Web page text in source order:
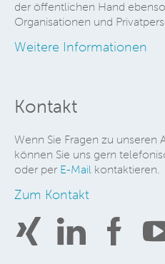
der öffentlichen Hand
Organisationen und
Weitere Informationen
Kontakt
Wenn Sie Fragen zu unseren
können Sie uns gern
oder per E-Mail kontaktieren.
Zum Kontakt